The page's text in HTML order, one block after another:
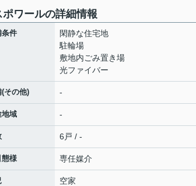
ポワールの詳細情報
条件
閑静な住宅地
駐輪場
敷地内ごみ置き場
光ファイバー
(その他) -
地域 -
6戸 / -
態様 専任媒介
空家